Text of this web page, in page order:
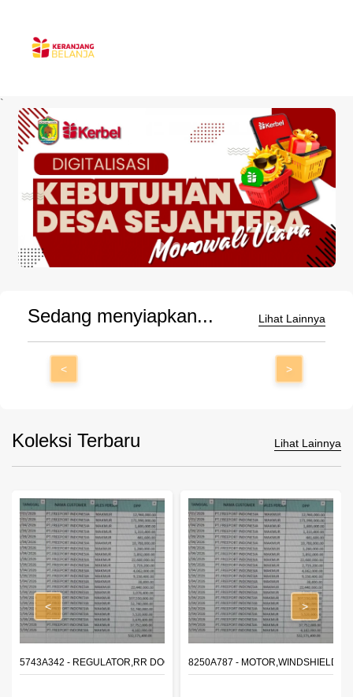
`
Sedang menyiapkan... Lihat Lainnya
< >
Koleksi Terbaru Lihat Lainnya
WINDOW,LH
5743A342 - REGULATOR,RR DOOR WINDOW,RH8250A787 - MOTOR,WINDSHIELD
< >